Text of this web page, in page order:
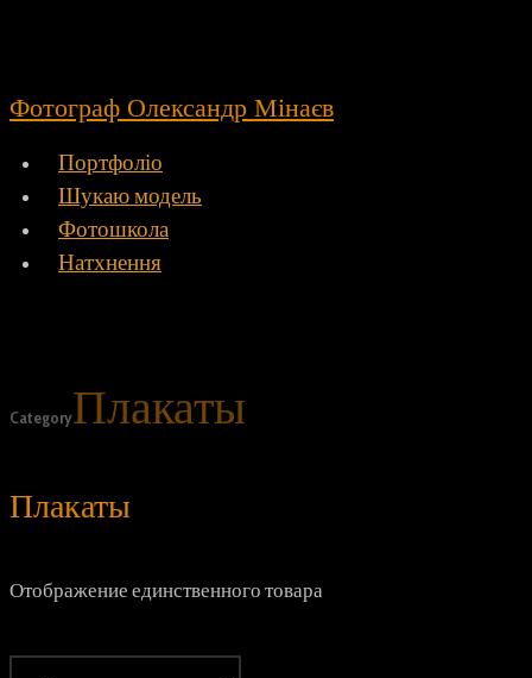
Фотограф Олександр Мінаєв
Портфоліо
Шукаю модель
Фотошкола
Натхнення
CategoryПлакаты
Плакаты
Отображение единственного товара